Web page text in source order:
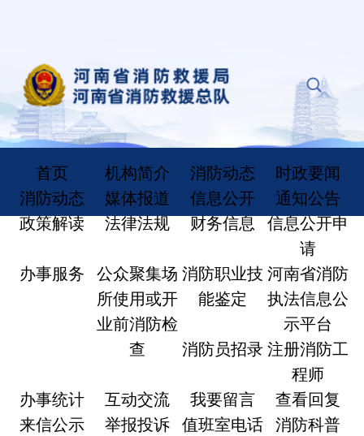
首页 机构简介 消防动态
时政要闻
消防动态
媒体报道 信息公开
通知公告
政策解读
法律法规 财务信息 信息公开申
请
办事服务 公众聚集场
所使用或开
业前消防检
查
消防职业技
能鉴定
河南省消防
执法信息公
示平台
消防员招录注册消防工
程师
办事统计
互动交流 我要留言
查看回复
来信公示
举报投诉 值班室电话 消防科普